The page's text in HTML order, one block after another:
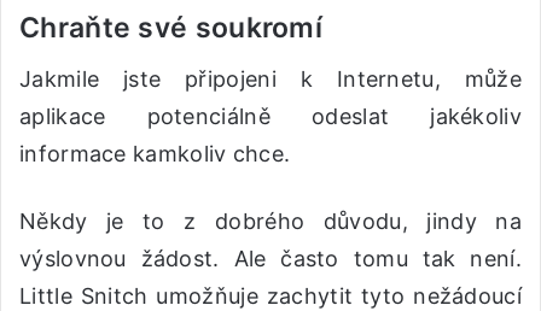
Chraňte své soukromí
Jakmile jste připojeni k Internetu, může
aplikace potenciálně odeslat jakékoliv
informace kamkoliv chce.
Někdy je to z dobrého důvodu, jindy na
výslovnou žádost. Ale často tomu tak není.
Little Snitch umožňuje zachytit tyto nežádoucí